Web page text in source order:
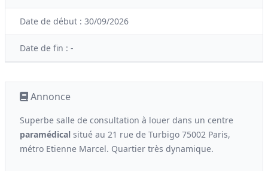
Date de début : 30/09/2026
Date de fin : -
Annonce
Superbe salle de consultation à louer dans un centre
paramédical situé au 21 rue de Turbigo 75002 Paris,
métro Etienne Marcel. Quartier très dynamique.